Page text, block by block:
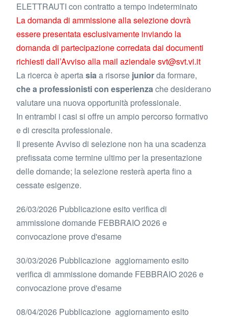
ELETTRAUTI con contratto a tempo indeterminato
La domanda di ammissione alla selezione dovrà
essere presentata esclusivamente inviando la
domanda di partecipazione corredata dai documenti
richiesti dall’Avviso alla mail aziendale svt@svt.vi.it
La ricerca è apertasiaa risorse juniorda formare,
che a professionisti con esperienzache desiderano
valutare una nuova opportunità professionale.
In entrambi i casi si offre un ampio percorso formativo
e di crescita professionale.
Il presente Avviso di selezione non ha una scadenza
prefissata come termine ultimo per la presentazione
delle domande; la selezione resterà aperta fino a
cessate esigenze.
26/03/2026 Pubblicazione esito verifica di
ammissione domande FEBBRAIO 2026 e
convocazione prove d'esame
30/03/2026 Pubblicazione aggiornamento esito
verifica di ammissione domande FEBBRAIO 2026 e
convocazione prove d'esame
08/04/2026 Pubblicazione aggiornamento esito